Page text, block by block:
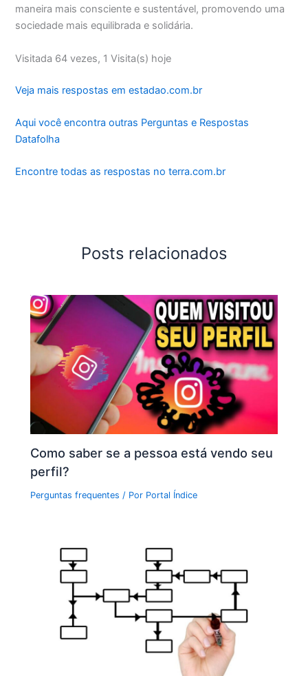
maneira mais consciente e sustentável, promovendo uma
sociedade mais equilibrada e solidária.
Visitada 64 vezes, 1 Visita(s) hoje
Veja mais respostas em estadao.com.br
Aqui você encontra outras Perguntas e Respostas
Datafolha
Encontre todas as respostas no terra.com.br
Posts relacionados
Como saber se a pessoa está vendo seu
perfil?
Perguntas frequentes / Por Portal Índice